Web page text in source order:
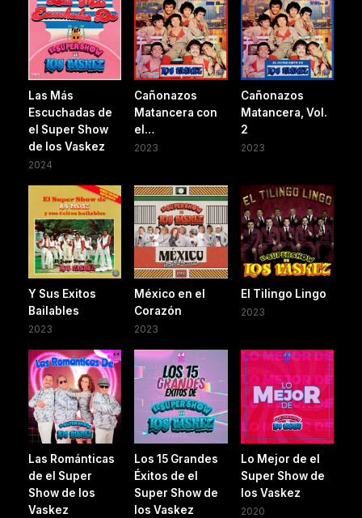
Las Más
Escuchadas de
el Super Show
de los Vaskez
2024
Cañonazos
Matancera con
el…
2023
Cañonazos
Matancera, Vol.
2
2023
Y Sus Exitos
Bailables
2023
México en el
Corazón
2023
El Tilingo Lingo
2023
Las Románticas
de el Super
Show de los
Vaskez
Los 15 Grandes
Éxitos de el
Super Show de
los Vaskez
Lo Mejor de el
Super Show de
los Vaskez
2020